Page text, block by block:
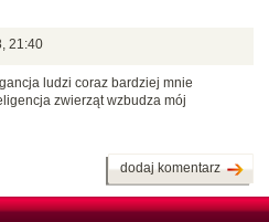
21:40
ludzi coraz bardziej mnie
zwierząt wzbudza mój
dodaj komentarz